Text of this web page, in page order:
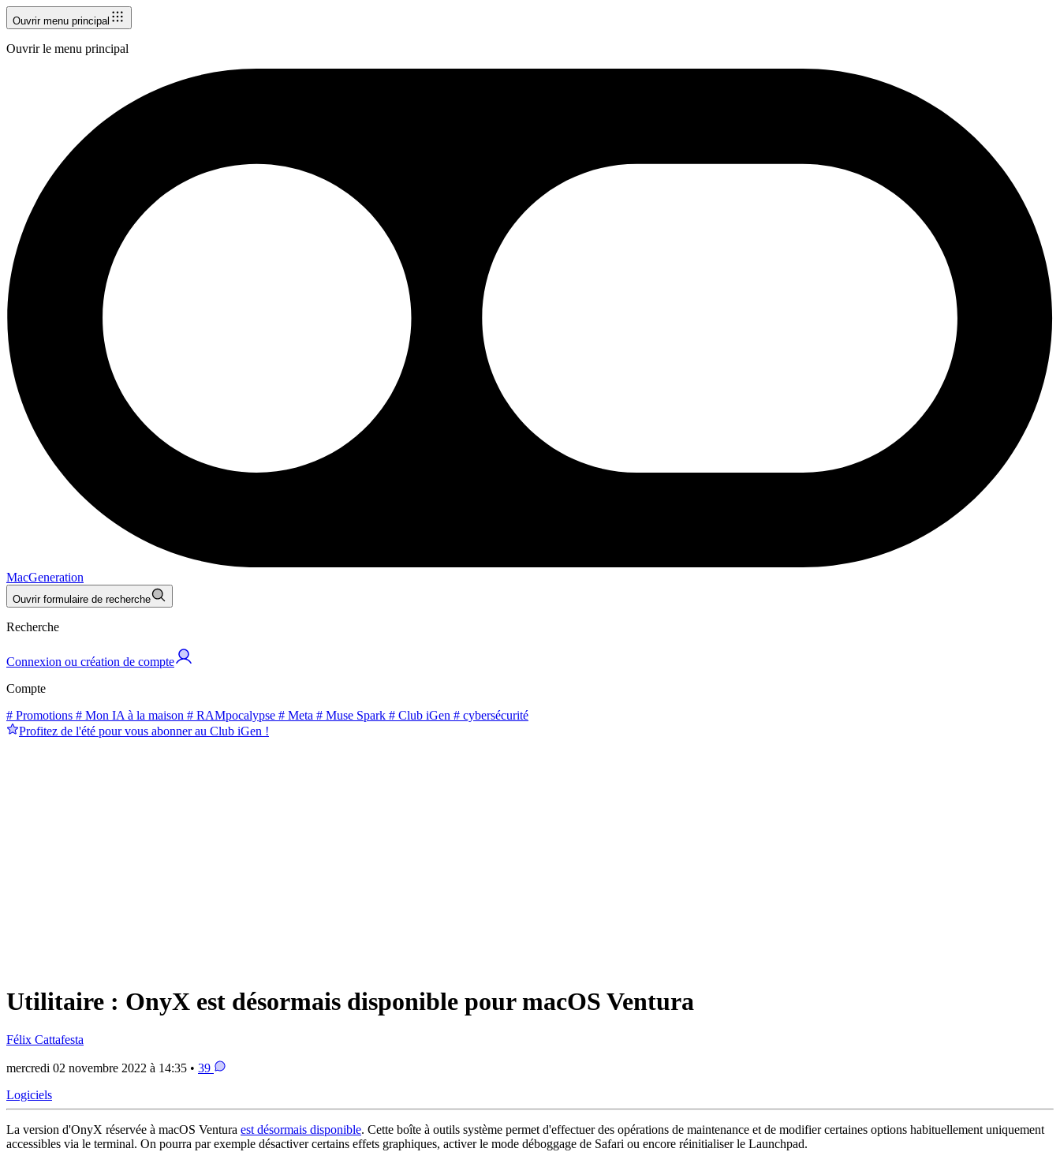
Ouvrir menu principal
Ouvrir le menu principal
MacGeneration
Ouvrir formulaire de recherche
Recherche
Connexion ou création de compte
Compte
# Promotions # Mon IA à la maison # RAMpocalypse # Meta # Muse Spark # Club iGen # cybersécurité
Profitez de l'été pour vous abonner au Club iGen !
Utilitaire : OnyX est désormais disponible pour macOS Ventura
Félix Cattafesta
mercredi 02 novembre 2022 à 14:35 • 39
Logiciels
La version d'OnyX réservée à macOS Ventura est désormais disponible. Cette boîte à outils système permet d'effectuer des opérations de maintenance et de modifier certaines options habituellement uniquement
accessibles via le terminal. On pourra par exemple désactiver certains effets graphiques, activer le mode déboggage de Safari ou encore réinitialiser le Launchpad.